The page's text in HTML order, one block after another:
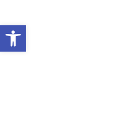
Abrir a barra de ferramentas